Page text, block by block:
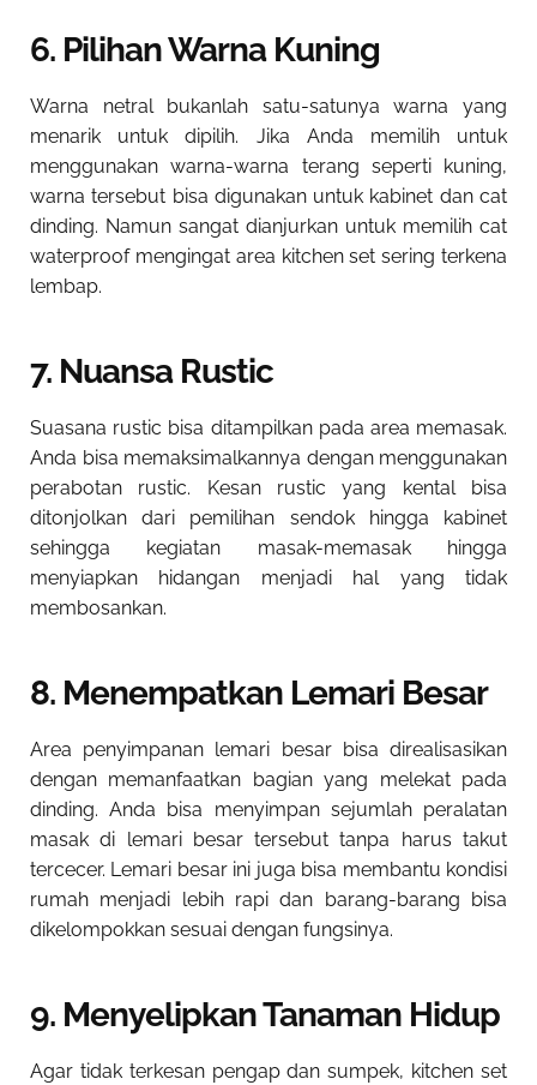
6. Pilihan Warna Kuning
Warna netral bukanlah satu-satunya warna yang
menarik untuk dipilih. Jika Anda memilih untuk
menggunakan warna-warna terang seperti kuning,
warna tersebut bisa digunakan untuk kabinet dan cat
dinding. Namun sangat dianjurkan untuk memilih cat
waterproof mengingat area kitchen set sering terkena
lembap.
7. Nuansa Rustic
Suasana rustic bisa ditampilkan pada area memasak.
Anda bisa memaksimalkannya dengan menggunakan
perabotan rustic. Kesan rustic yang kental bisa
ditonjolkan dari pemilihan sendok hingga kabinet
sehingga kegiatan masak-memasak hingga
menyiapkan hidangan menjadi hal yang tidak
membosankan.
8. Menempatkan Lemari Besar
Area penyimpanan lemari besar bisa direalisasikan
dengan memanfaatkan bagian yang melekat pada
dinding. Anda bisa menyimpan sejumlah peralatan
masak di lemari besar tersebut tanpa harus takut
tercecer. Lemari besar ini juga bisa membantu kondisi
rumah menjadi lebih rapi dan barang-barang bisa
dikelompokkan sesuai dengan fungsinya.
9. Menyelipkan Tanaman Hidup
Agar tidak terkesan pengap dan sumpek, kitchen set